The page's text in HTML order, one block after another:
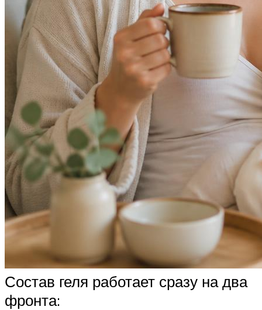
Состав геля работает сразу на два
фронта: